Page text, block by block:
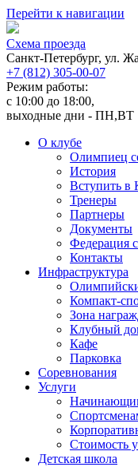
Перейти к навигации
Cхема проезда
Санкт-Петербург, ул.
+7 (812) 305-00-07
Режим работы:
c 10:00 до 18:00,
выходные дни - ПН,ВТ
О клубе
Олимпиец
История
Вступить в
Тренеры
Партнеры
Документы
Федерация
Контакты
Инфраструктура
Компакт-
Зона
Клубный
Кафе
Парковка
Соревнования
Услуги
Стоимость
Детская школа